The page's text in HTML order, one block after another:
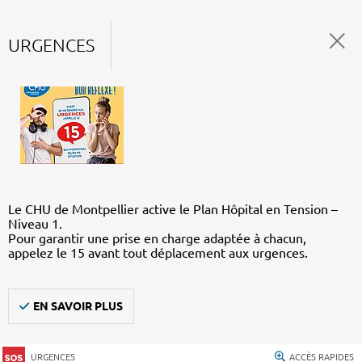
URGENCES
Le CHU de Montpellier active le Plan Hôpital en Tension –
Niveau 1.
Pour garantir une prise en charge adaptée à chacun,
appelez le 15 avant tout déplacement aux urgences.
EN SAVOIR PLUS
URGENCES ACCÈS RAPIDES